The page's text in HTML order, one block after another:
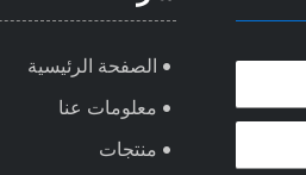
الصفحة الرئيسية
معلومات عنا
منتجات